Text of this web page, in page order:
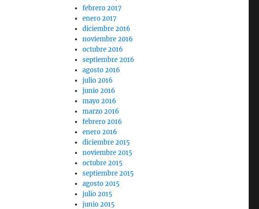
febrero 2017
enero 2017
diciembre 2016
noviembre 2016
octubre 2016
septiembre 2016
agosto 2016
julio 2016
junio 2016
mayo 2016
marzo 2016
febrero 2016
enero 2016
diciembre 2015
noviembre 2015
octubre 2015
septiembre 2015
agosto 2015
julio 2015
junio 2015